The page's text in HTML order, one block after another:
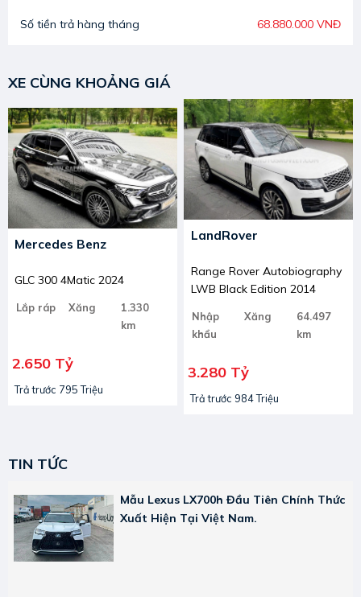
Số tiền trả hàng tháng 68.880.000 VNĐ
XE CÙNG KHOẢNG GIÁ
Mercedes Benz
GLC 300 4Matic 2024
Lắp ráp Xăng
1.330
km
2.650 Tỷ
Trả trước 795 Triệu
LandRover
Range Rover Autobiography
LWB Black Edition 2014
Nhập
khẩu
Xăng
64.497
km
3.280 Tỷ
Trả trước 984 Triệu
TIN TỨC
Mẫu Lexus LX700h Đầu Tiên Chính Thức
Xuất Hiện Tại Việt Nam.